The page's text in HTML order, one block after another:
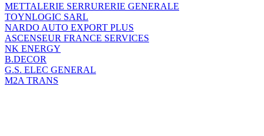
METTALERIE SERRURERIE GENERALE
TOYNLOGIC SARL
NARDO AUTO EXPORT PLUS
ASCENSEUR FRANCE SERVICES
NK ENERGY
B.DECOR
G.S. ELEC GENERAL
M2A TRANS